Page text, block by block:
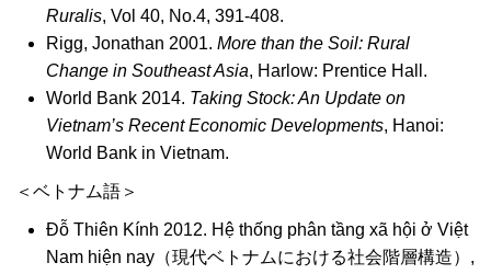
Ruralis, Vol 40, No.4, 391-408.
Rigg, Jonathan 2001. More than the Soil: Rural
Change in Southeast Asia, Harlow: Prentice Hall.
World Bank 2014. Taking Stock: An Update on
Vietnam’s Recent Economic Developments, Hanoi:
World Bank in Vietnam.
＜ベトナム語＞
Đỗ Thiên Kính 2012. Hệ thống phân tầng xã hội ở Việt
Nam hiện nay （現代ベトナムにおける社会階層構造）,